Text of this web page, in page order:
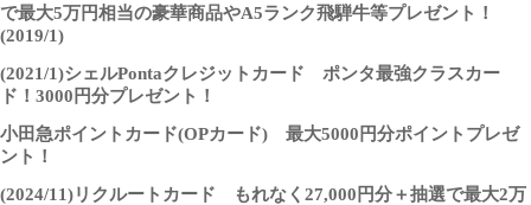
で最大5万円相当の豪華商品やA5ランク飛騨牛等プレゼント！
(2019/1)
(2021/1)シェルPontaクレジットカード ポンタ最強クラスカー
ド！3000円分プレゼント！
小田急ポイントカード(OPカード) 最大5000円分ポイントプレゼ
ント！
(2024/11)リクルートカード もれなく27,000円分＋抽選で最大2万